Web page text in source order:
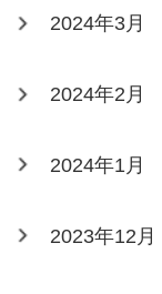
2024年3月
2024年2月
2024年1月
2023年12月